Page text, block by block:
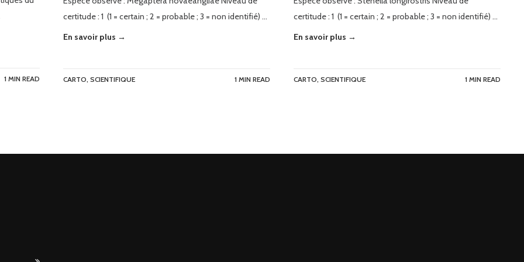
1 MIN READ
certitude : 1 (1 = certain ; 2 = probable ; 3 = non identifié) …
En savoir plus →
CARTO, SCIENTIFIQUE 1 MIN READ
certitude : 1 (1 = certain ; 2 = probable ; 3 = non identifié) …
En savoir plus →
CARTO, SCIENTIFIQUE 1 MIN READ